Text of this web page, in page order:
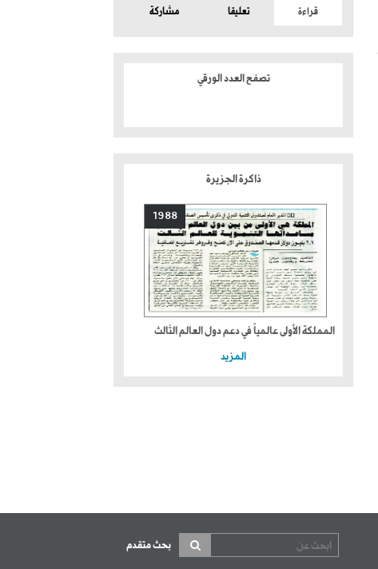
قراءة تعليقا مشاركة
تصفح العدد الورقي
ذاكرة الجزيرة
1988
المملكة الأولى عالمياً في دعم دول العالم الثالث
المزيد
بحث متقدم